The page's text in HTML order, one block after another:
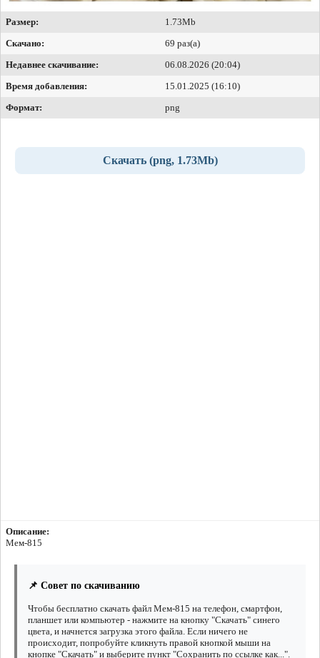
Размер:
1.73Mb
Скачано:
69 раз(а)
Недавнее скачивание:
06.08.2026 (20:04)
Время добавления:
15.01.2025 (16:10)
Формат:
png
Скачать (png, 1.73Mb)
Описание:
Мем-815
📌 Совет по скачиванию
Чтобы бесплатно скачать файл Мем-815 на телефон, смартфон,
планшет или компьютер - нажмите на кнопку "Скачать" синего
цвета, и начнется загрузка этого файла. Если ничего не
происходит, попробуйте кликнуть правой кнопкой мыши на
кнопке "Скачать" и выберите пункт "Сохранить по ссылке как...".